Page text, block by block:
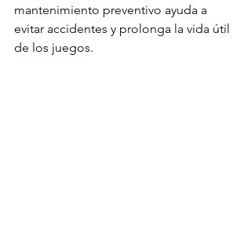
mantenimiento preventivo ayuda a
evitar accidentes y prolonga la vida útil
de los juegos.